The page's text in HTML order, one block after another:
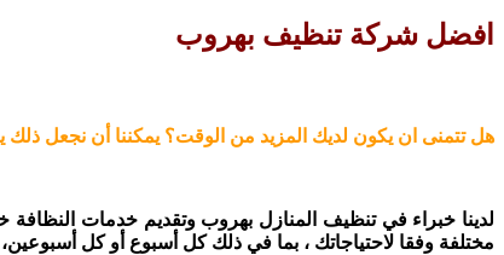
افضل شركة تنظيف بهروب
هل تتمنى ان يكون لديك المزيد من الوقت؟ يمكننا أن نجعل
لدينا خبراء في تنظيف المنازل بهروب وتقديم خدمات
مختلفة وفقا لاحتياجاتك ، بما في ذلك كل أسبوع أو كل